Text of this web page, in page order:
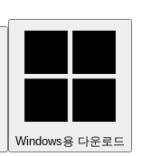
Windows용 다운로드